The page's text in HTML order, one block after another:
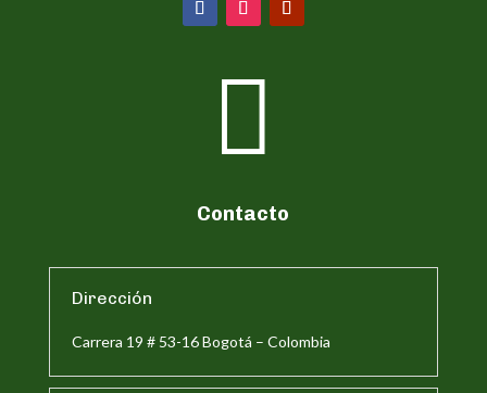

Contacto
Dirección
Carrera 19 # 53-16 Bogotá – Colombia